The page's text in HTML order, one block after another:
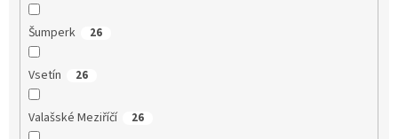
Šumperk 26
Vsetín 26
Valašské Meziříčí 26